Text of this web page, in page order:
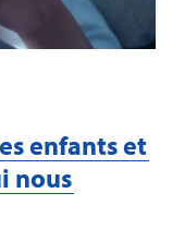
enfants et
nous